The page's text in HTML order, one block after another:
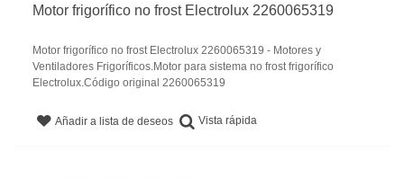
Motor frigorífico no frost Electrolux 2260065319
Motor frigorífico no frost Electrolux 2260065319 - Motores y
Ventiladores Frigoríficos.Motor para sistema no frost frigorífico
Electrolux.Código original 2260065319
Añadir a lista de deseos Vista rápida